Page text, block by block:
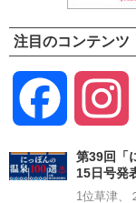
注目のコンテンツ
Facebook
第39回「
15日号発
1位草津、